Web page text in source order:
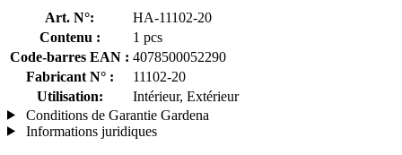
Art. N°:
HA-11102-20
Contenu :
1 pcs
Code-barres EAN : 4078500052290
Fabricant N° :
11102-20
Utilisation:
Intérieur, Extérieur
Conditions de Garantie Gardena
Informations juridiques